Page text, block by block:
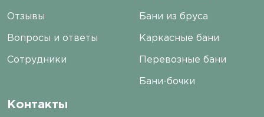
Отзывы
Вопросы и ответы
Сотрудники
Бани из бруса
Каркасные бани
Перевозные бани
Бани-бочки
Контакты